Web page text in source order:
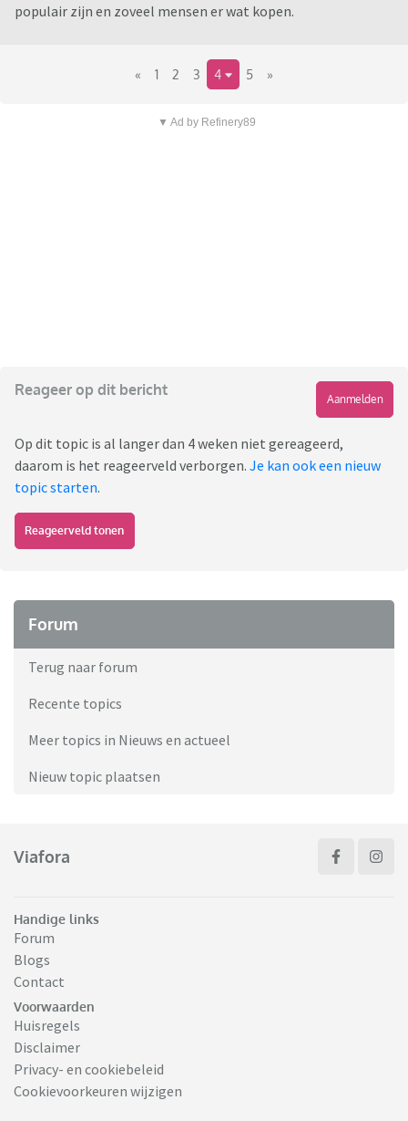
populair zijn en zoveel mensen er wat kopen.
« 1 2 3 4 5 »
▼ Ad by Refinery89
Reageer op dit bericht
Aanmelden
Op dit topic is al langer dan 4 weken niet gereageerd,
daarom is het reageerveld verborgen. Je kan ook een nieuw
topic starten.
Reageerveld tonen
Forum
Terug naar forum
Recente topics
Meer topics in Nieuws en actueel
Nieuw topic plaatsen
Viafora
Handige links
Forum
Blogs
Contact
Voorwaarden
Huisregels
Disclaimer
Privacy- en cookiebeleid
Cookievoorkeuren wijzigen